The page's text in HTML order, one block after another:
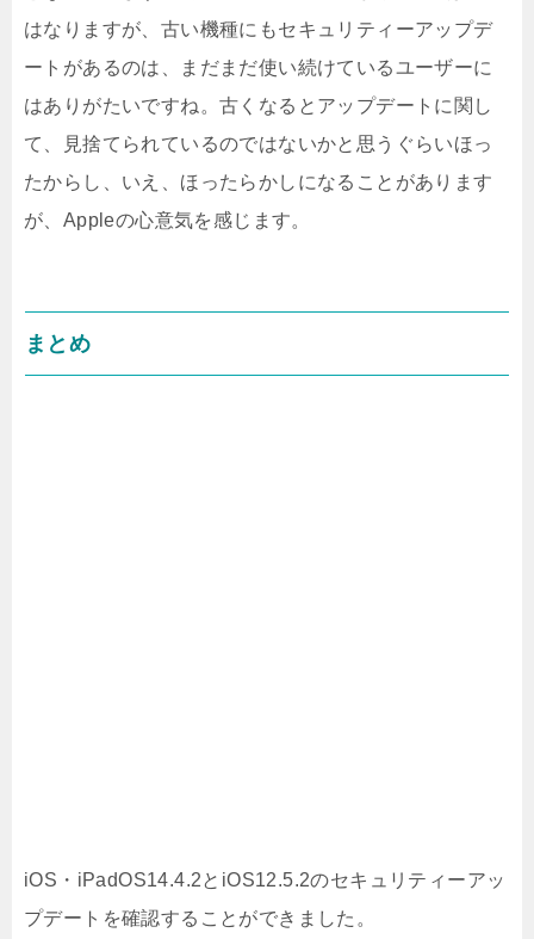
はなりますが、古い機種にもセキュリティーアップデ
ートがあるのは、まだまだ使い続けているユーザーに
はありがたいですね。古くなるとアップデートに関し
て、見捨てられているのではないかと思うぐらいほっ
たからし、いえ、ほったらかしになることがあります
が、Appleの心意気を感じます。
まとめ
iOS・iPadOS14.4.2とiOS12.5.2のセキュリティーアッ
プデートを確認することができました。